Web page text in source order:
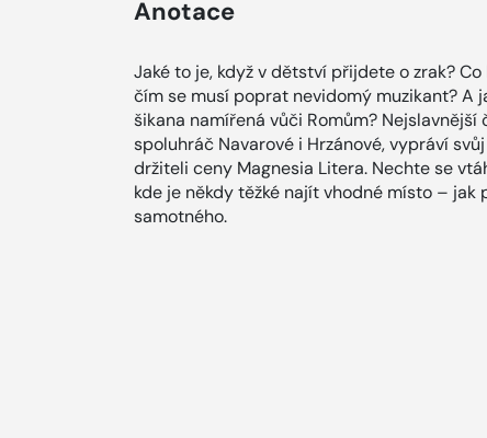
Anotace
Jaké to je, když v dětství přijdete o zrak?
čím se musí poprat nevidomý muzikant? A
šikana namířená vůči Romům?
spoluhráč Navarové i Hrzánové, vypráví
držiteli ceny Magnesia Litera. Nechte se
kde je někdy těžké najít vhodné místo –
samotného.